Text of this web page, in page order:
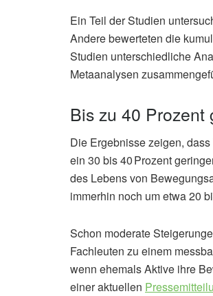
Ein Teil der Studien
Andere bewerteten die
Studien unterschiedliche
Metaanalysen
Bis zu 40 Prozent
Die Ergebnisse zeigen,
ein 30 bis 40 Prozent
des Lebens von
immerhin noch um etwa 20
Schon moderate
Fachleuten zu einem
wenn ehemals Aktive ihre
einer aktuellen